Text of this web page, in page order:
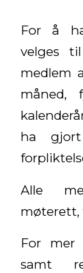
For å
velges
medlem
ha
Alle
møterett,
For mer
samt